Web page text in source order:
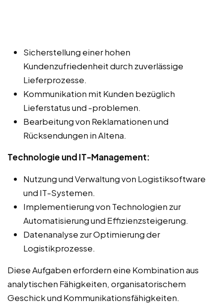
Sicherstellung einer hohen
Kundenzufriedenheit durch zuverlässige
Lieferprozesse.
Kommunikation mit Kunden bezüglich
Lieferstatus und -problemen.
Bearbeitung von Reklamationen und
Rücksendungen in Altena.
Technologie und IT-Management:
Nutzung und Verwaltung von Logistiksoftware
und IT-Systemen.
Implementierung von Technologien zur
Automatisierung und Effizienzsteigerung.
Datenanalyse zur Optimierung der
Logistikprozesse.
Diese Aufgaben erfordern eine Kombination aus
analytischen Fähigkeiten, organisatorischem
Geschick und Kommunikationsfähigkeiten.